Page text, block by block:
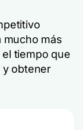
mucho más
tiempo que
y obtener